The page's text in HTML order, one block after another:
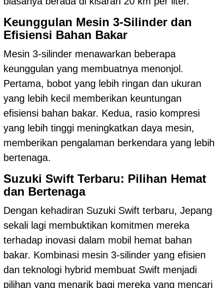
Keunggulan Mesin 3-Silinder dan
Efisiensi Bahan Bakar
Mesin 3-silinder menawarkan beberapa
keunggulan yang membuatnya menonjol.
Pertama, bobot yang lebih ringan dan ukuran
yang lebih kecil memberikan keuntungan
efisiensi bahan bakar. Kedua, rasio kompresi
yang lebih tinggi meningkatkan daya mesin,
memberikan pengalaman berkendara yang lebih
bertenaga.
Suzuki Swift Terbaru: Pilihan Hemat
dan Bertenaga
Dengan kehadiran Suzuki Swift terbaru, Jepang
sekali lagi membuktikan komitmen mereka
terhadap inovasi dalam mobil hemat bahan
bakar. Kombinasi mesin 3-silinder yang efisien
dan teknologi hybrid membuat Swift menjadi
pilihan yang menarik bagi mereka yang mencari